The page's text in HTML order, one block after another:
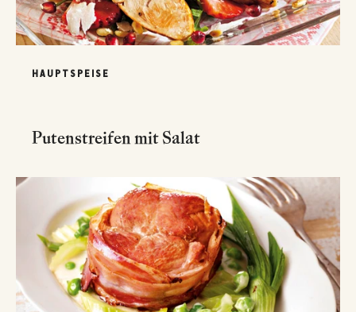
HAUPTSPEISE
Putenstreifen mit Salat